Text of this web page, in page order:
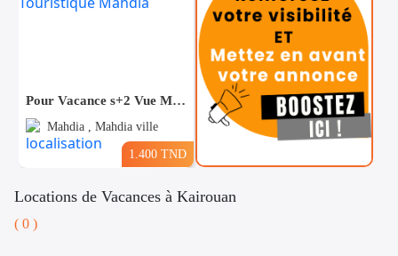
Pour Vacance s+2 Vue Mer en plein Zone Touristique Mahdia
Mahdia , Mahdia ville
1.400 TND
Locations de Vacances à Kairouan
( 0 )